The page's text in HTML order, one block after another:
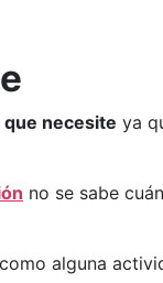
necesite ya
no se sabe
alguna